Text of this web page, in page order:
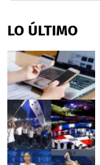
of
1
23
seconds
LO ÚLTIMO